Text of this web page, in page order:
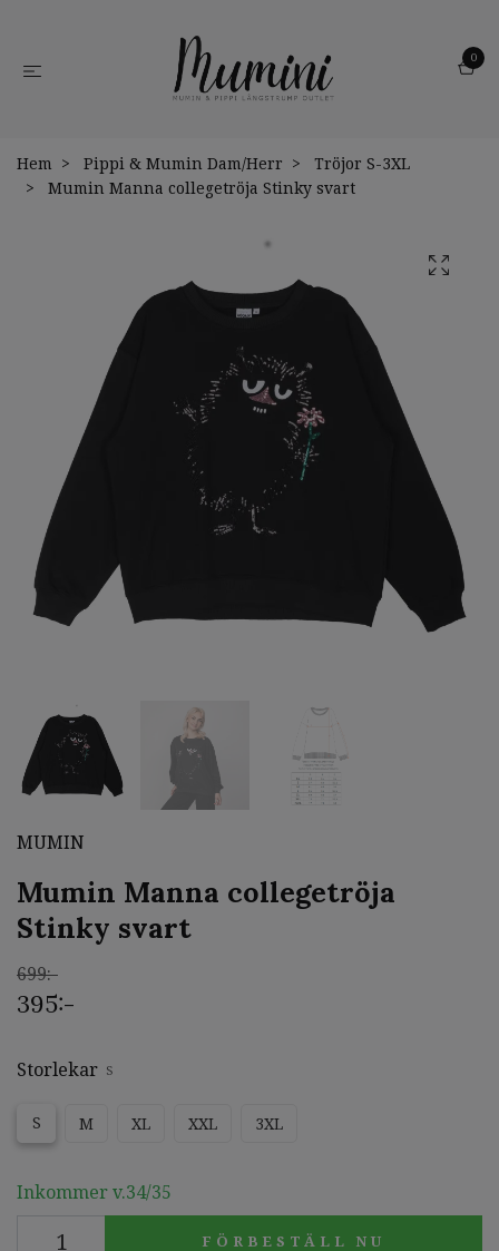
0
Hem Pippi & Mumin Dam/Herr
Tröjor S-3XL
Mumin Manna collegetröja Stinky svart
MUMIN
Mumin Manna collegetröja
Stinky svart
699:-
395:-
Storlekar S
S M XL XXL 3XL
Inkommer v.34/35
FÖRBESTÄLL NU